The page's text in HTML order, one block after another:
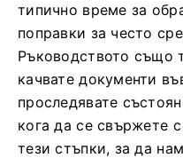
типично време за
поправки за често
Ръководството също
качвате документи
проследявате
кога да се свържете
тези стъпки, за да